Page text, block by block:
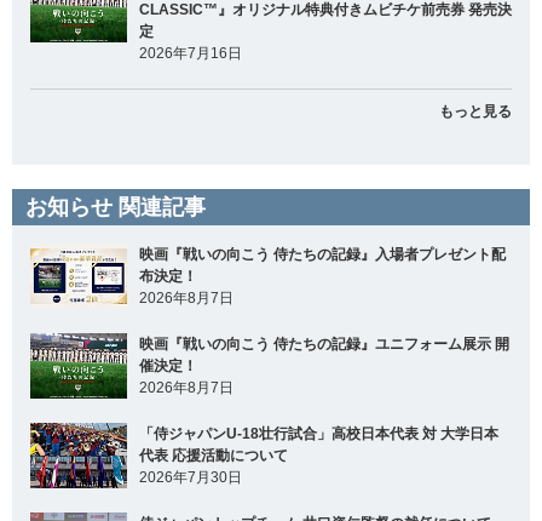
CLASSIC™』オリジナル特典付きムビチケ前売券 発売決
定
2026年7月16日
もっと見る
お知らせ 関連記事
映画『戦いの向こう 侍たちの記録』入場者プレゼント配
布決定！
2026年8月7日
映画『戦いの向こう 侍たちの記録』ユニフォーム展示 開
催決定！
2026年8月7日
「侍ジャパンU-18壮行試合」高校日本代表 対 大学日本
代表 応援活動について
2026年7月30日